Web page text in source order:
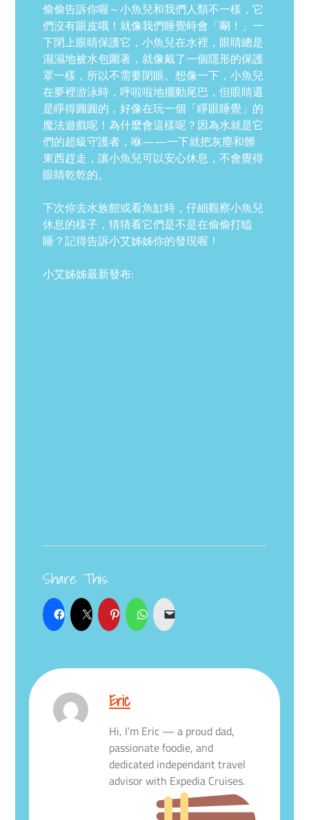
偷偷告訴你喔～小魚兒和我們人類不一樣，它
們沒有眼皮哦！就像我們睡覺時會「唰！」一
下閉上眼睛保護它，小魚兒在水裡，眼睛總是
濕濕地被水包圍著，就像戴了一個隱形的保護
罩一樣，所以不需要閉眼。想像一下，小魚兒
在夢裡游泳時，呼啦啦地擺動尾巴，但眼睛還
是睜得圓圓的，好像在玩一個「睜眼睡覺」的
魔法遊戲呢！為什麼會這樣呢？因為水就是它
們的超級守護者，咻——一下就把灰塵和髒
東西趕走，讓小魚兒可以安心休息，不會覺得
眼睛乾乾的。
下次你去水族館或看魚缸時，仔細觀察小魚兒
休息的樣子，猜猜看它們是不是在偷偷打瞌
睡？記得告訴小艾姊姊你的發現喔！
小艾姊姊最新發布:
Share This:
Eric
Hi, I’m Eric — a proud dad,
passionate foodie, and
dedicated independant travel
advisor with Expedia Cruises.